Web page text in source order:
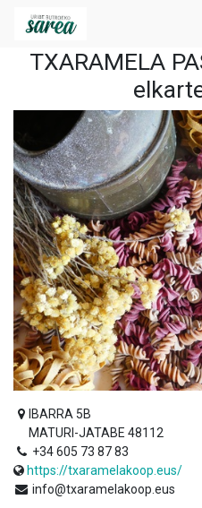
TXARAMELA
IBARRA 5B
MATURI-JATABE 48112
+34 605 73 87 83
https://txaramelakoop.eus/
info@txaramelakoop.eus